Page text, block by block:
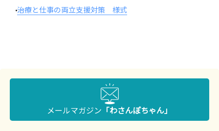
治療と仕事の両立支援対策 様式
メールマガジン 「わさんぽちゃん」